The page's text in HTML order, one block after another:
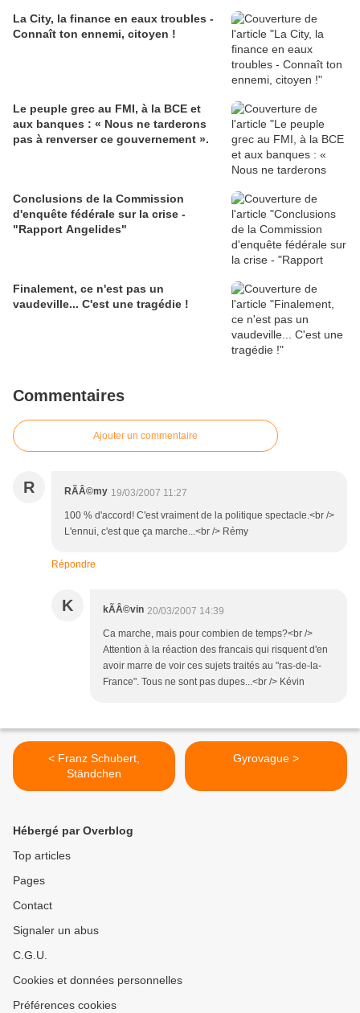
La City, la finance en eaux troubles -
Connaît ton ennemi, citoyen !
Le peuple grec au FMI, à la BCE et
aux banques : « Nous ne tarderons
pas à renverser ce gouvernement ».
Conclusions de la Commission
d'enquête fédérale sur la crise -
"Rapport Angelides"
Finalement, ce n'est pas un
vaudeville... C'est une tragédie !
Commentaires
Ajouter un commentaire
R RÃÂ©my 19/03/2007 11:27
100 % d'accord! C'est vraiment de la politique spectacle.<br />
L'ennui, c'est que ça marche...<br /> Rémy
Répondre
K kÃÂ©vin 20/03/2007 14:39
Ca marche, mais pour combien de temps?<br />
Attention à la réaction des francais qui risquent d'en
avoir marre de voir ces sujets traités au "ras-de-la-
France". Tous ne sont pas dupes...<br /> Kévin
< Franz Schubert,
Ständchen
Gyrovague >
Hébergé par Overblog
Top articles
Pages
Contact
Signaler un abus
C.G.U.
Cookies et données personnelles
Préférences cookies